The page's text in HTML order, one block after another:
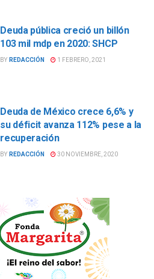
Deuda pública creció un billón
103 mil mdp en 2020: SHCP
BY REDACCIÓN 1 FEBRERO, 2021
Deuda de México crece 6,6% y
su déficit avanza 112% pese a la
recuperación
BY REDACCIÓN 30 NOVIEMBRE, 2020